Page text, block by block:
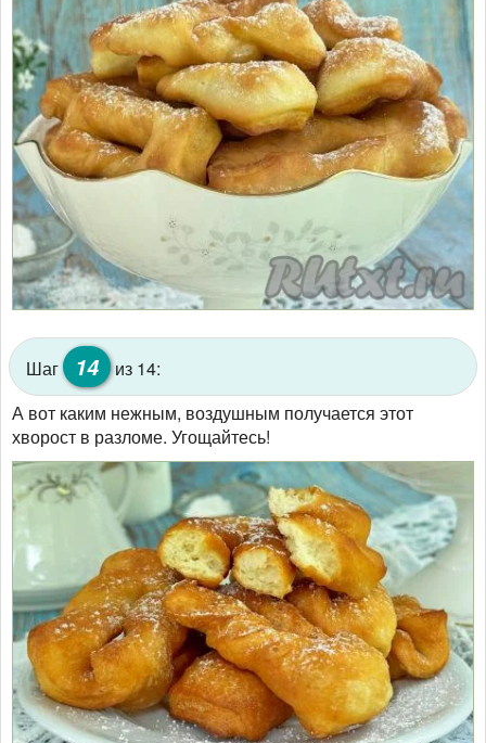
Шаг 14 из 14:
А вот каким нежным, воздушным получается этот
хворост в разломе. Угощайтесь!